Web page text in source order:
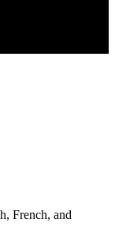
French, and